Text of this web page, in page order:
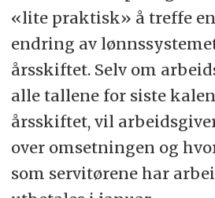
«lite praktisk» å treffe
endring av
årsskiftet. Selv om
alle tallene for siste
årsskiftet, vil
over omsetningen og
som servitørene har